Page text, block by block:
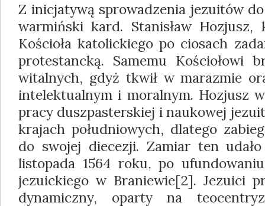
Z inicjatywą sprowadzenia jezuitów
warmiński kard. Stanisław Hozjusz,
Kościoła katolickiego po ciosach
protestancką. Samemu Kościołowi
witalnych, gdyż tkwił w marazmie
intelektualnym i moralnym. Hozjusz
pracy duszpasterskiej i naukowej
krajach południowych, dlatego
do swojej diecezji. Zamiar ten
listopada 1564 roku, po
jezuickiego w Braniewie[2]. Jezuici
dynamiczny, oparty na